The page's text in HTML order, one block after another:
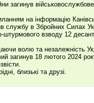
загинув
на інформацію
в Збройних Силах
штурмового взводу 12
волю та незалежність
загинув 18 лютого 2024
близькі та друзі.